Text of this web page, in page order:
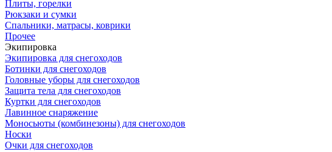
Плиты, горелки
Рюкзаки и сумки
Спальники, матрасы, коврики
Прочее
Экипировка
Экипировка для снегоходов
Ботинки для снегоходов
Головные уборы для снегоходов
Защита тела для снегоходов
Куртки для снегоходов
Лавинное снаряжение
Моносьюты (комбинезоны) для снегоходов
Носки
Очки для снегоходов